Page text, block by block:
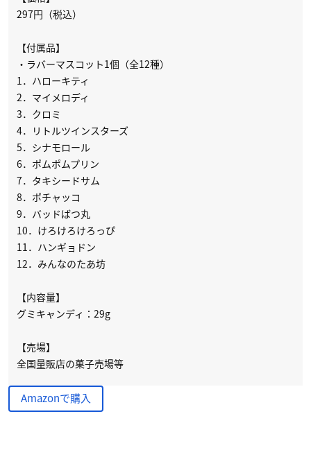
297円（税込）
【付属品】
・ラバーマスコット1個（全12種）
1．ハローキティ
2．マイメロディ
3．クロミ
4．リトルツインスターズ
5．シナモロール
6．ポムポムプリン
7．タキシードサム
8．ポチャッコ
9．バッドばつ丸
10．けろけろけろっぴ
11．ハンギョドン
12．みんなのたあ坊
【内容量】
グミキャンディ：29g
【売場】
全国量販店の菓子売場等
Amazonで購入